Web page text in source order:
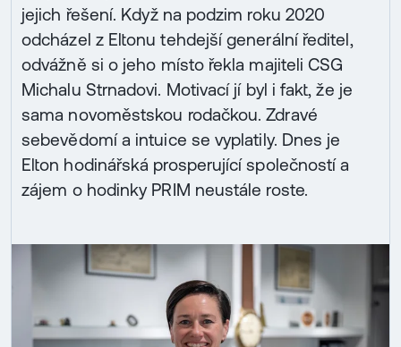
jejich řešení. Když na podzim roku 2020
odcházel z Eltonu tehdejší generální ředitel,
odvážně si o jeho místo řekla majiteli CSG
Michalu Strnadovi. Motivací jí byl i fakt, že je
sama novoměstskou rodačkou. Zdravé
sebevědomí a intuice se vyplatily. Dnes je
Elton hodinářská prosperující společností a
zájem o hodinky PRIM neustále roste.